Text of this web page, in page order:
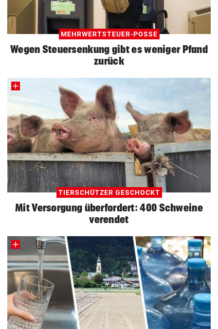
MEHRWERTSTEUER-POSSE
Wegen Steuersenkung gibt es weniger Pfand
zurück
TIERSCHÜTZER GESCHOCKT
Mit Versorgung überfordert: 400 Schweine
verendet